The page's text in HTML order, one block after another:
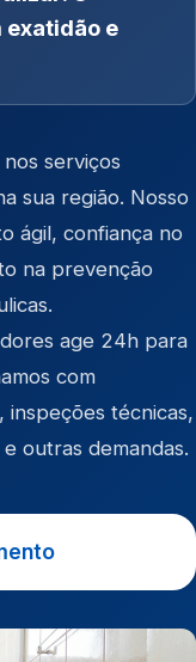
exatidão e
serviços
sua região. Nosso
ágil, confiança no
na prevenção
age 24h para
com
inspeções técnicas,
outras demandas.